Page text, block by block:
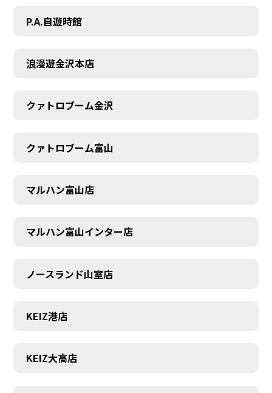
P.A.自遊時館
浪漫遊金沢本店
クァトロブーム金沢
クァトロブーム富山
マルハン富山店
マルハン富山インター店
ノースランド山室店
KEIZ港店
KEIZ大高店